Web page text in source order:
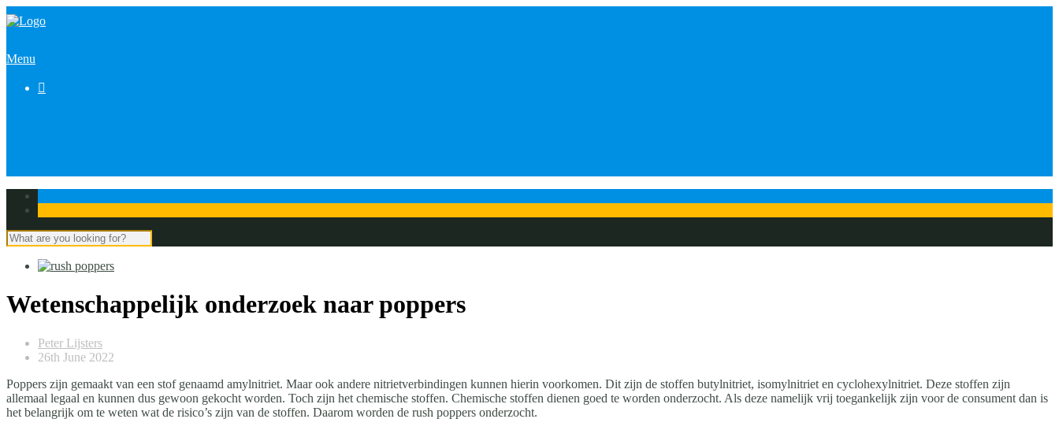
Menu

Wetenschappelijk onderzoek naar poppers
Peter Lijsters
26th June 2022
Poppers zijn gemaakt van een stof genaamd amylnitriet. Maar ook andere nitrietverbindingen kunnen hierin voorkomen. Dit zijn de stoffen butylnitriet, isomylnitriet en cyclohexylnitriet. Deze stoffen zijn
allemaal legaal en kunnen dus gewoon gekocht worden. Toch zijn het chemische stoffen. Chemische stoffen dienen goed te worden onderzocht. Als deze namelijk vrij toegankelijk zijn voor de consument dan is
het belangrijk om te weten wat de risico’s zijn van de stoffen. Daarom worden de rush poppers onderzocht.